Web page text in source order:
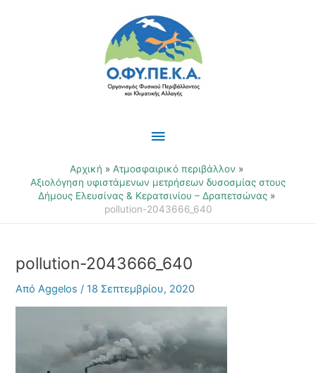
Κύριο
Μενού
Αρχική
Ατμοσφαιρικό περιβάλλον
Αξιολόγηση υφιστάμενων μετρήσεων δυσοσμίας στους
Δήμους Ελευσίνας & Κερατσινίου – Δραπετσώνας
pollution-2043666_640
pollution-2043666_640
ΑπόAggelos/18 Σεπτεμβρίου, 2020